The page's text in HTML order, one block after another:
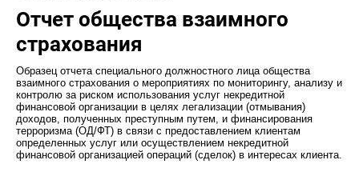
Отчет общества взаимного
страхования
Образец отчета специального должностного лица общества
взаимного страхования о мероприятиях по мониторингу, анализу и
контролю за риском использования услуг некредитной
финансовой организации в целях легализации (отмывания)
доходов, полученных преступным путем, и финансирования
терроризма (ОД/ФТ) в связи с предоставлением клиентам
определенных услуг или осуществлением некредитной
финансовой организацией операций (сделок) в интересах клиента.